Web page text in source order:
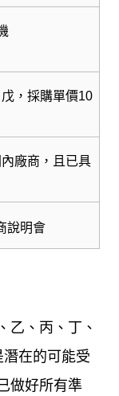
，採購單價10
廠商，且已具
說明會
乙、丙、丁、
在的可能受
做好所有準